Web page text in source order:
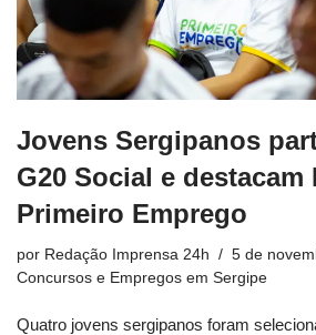
Jovens Sergipanos
G20 Social e destacam
Primeiro Emprego
por Redação Imprensa 24h
5 de
Concursos e Empregos em Sergipe
Quatro jovens sergipanos foram